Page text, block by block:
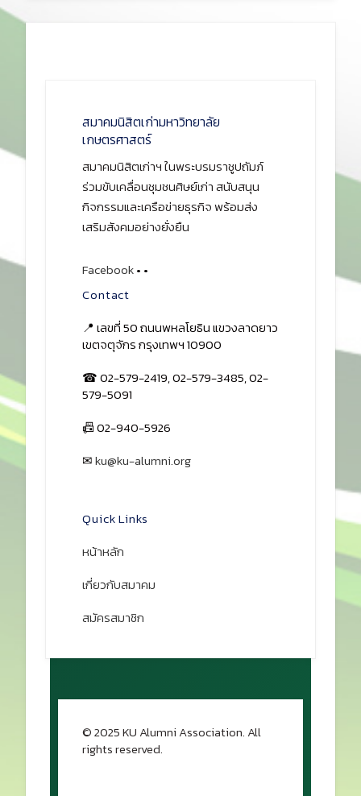
สมาคมนิสิตเก่ามหาวิทยาลัย
เกษตรศาสตร์
สมาคมนิสิตเก่าฯ ในพระบรมราชูปถัมภ์
ร่วมขับเคลื่อนชุมชนศิษย์เก่า สนับสนุน
กิจกรรมและเครือข่ายธุรกิจ พร้อมส่ง
เสริมสังคมอย่างยั่งยืน
Facebook• •
Contact
📍 เลขที่ 50 ถนนพหลโยธิน แขวงลาดยาว
เขตจตุจักร กรุงเทพฯ 10900
☎ 02-579-2419, 02-579-3485, 02-
579-5091
📠 02-940-5926
✉ku@ku-alumni.org
Quick Links
หน้าหลัก
เกี่ยวกับสมาคม
สมัครสมาชิก
© 2025 KU Alumni Association. All
rights reserved.